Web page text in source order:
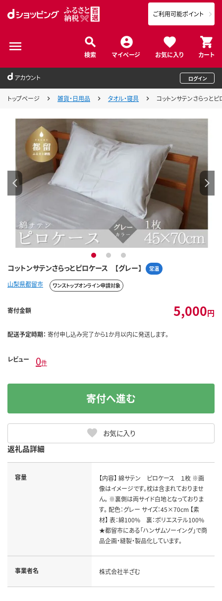
検索 マイページ お気に入り カート
ご利用可能ポイント
アカウント ログイン
トップページ 雑貨・日用品 タオル・寝具 コットンサテンさらっと
コットンサテンさらっとピロケース 【グレー】 常温
1 2 3
山梨県都留市 ワンストップオンライン申請対象
寄付金額 5,000円
配送予定時期： 寄付申し込み完了から1か月以内に発送します。
レビュー 0件
お気に入り
寄付へ進む
返礼品詳細
容量
【内容】 綿サテン ピロケース １枚 ※画
像はイメージです。枕は含まれておりませ
ん。 ※裏側は両サイド白地となっておりま
す。 配色：グレー サイズ：45×70cm 【素
材】 表：綿100% 裏：ポリエステル100%
★都留市にある「ハンザムソーイング」で商
品企画・縫製・製品化しています。
事業者名 株式会社半ざむ